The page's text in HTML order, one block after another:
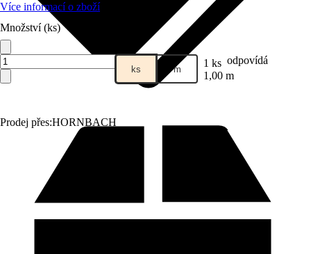
Prodej přes:HORNBACH
Více informací o zboží
Množství (ks)
ks m 1 ks odpovídá
1,00 m